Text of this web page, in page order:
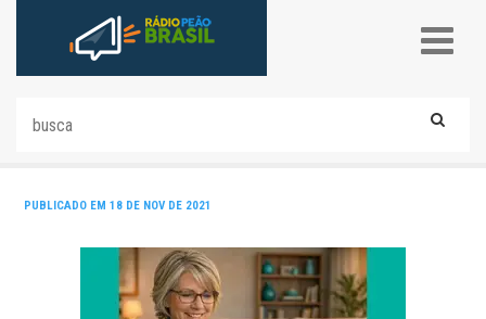
PUBLICADO EM 18 DE NOV DE 2021